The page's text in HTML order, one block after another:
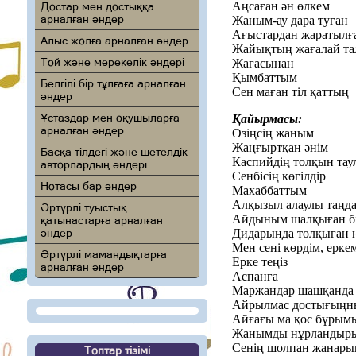
Достар мен достыққа
арналған әндер
Алыс жолға арналған әндер
Той және мерекелік әндері
Белгілі бір тұлғаға арналған
әндер
Ұстаздар мен оқушыларға
арналған әндер
Басқа тілдегі және шетелдік
авторлардың әндері
Нотасы бар әндер
Әртүрлі туыстық
қатынастарға арналған
әндер
Әртүрлі мамандықтарға
арналған әндер
Топтар тізімі
Аңсаған ән өлкем
Жаным-ау дара туған
Ағыстардан
Жайықтың жағалай
Жағасынан
Қымбаттым
Сен маған тіл қаттың
Қайырмасы:
Өзіңсің жаным
Жаңғыртқан әнім
Каспийдің толқын
Сенбісің көгілдір
Махаббаттым
Алқызыл алаулы
Айдыным шалқыған
Дидарыңда толқыған
Мен сені көрдім,
Ерке теңіз
Аспанға
Маржандар шашқанда
Айрылмас
Айғағы ма қос
Жанымды
Сенің шолпан